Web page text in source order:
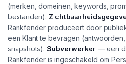
(merken, domeinen, keywords,
bestanden).
Rankfender produceert door
een Klant te bevragen
snapshots). Subverwerker — een
Rankfender is ingeschakeld om